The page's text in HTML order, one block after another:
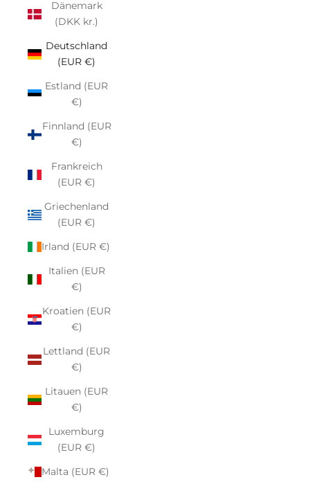
Dänemark
(DKK kr.)
Deutschland
(EUR €)
Estland (EUR
€)
Finnland (EUR
€)
Frankreich
(EUR €)
Griechenland
(EUR €)
Irland (EUR €)
Italien (EUR
€)
Kroatien (EUR
€)
Lettland (EUR
€)
Litauen (EUR
€)
Luxemburg
(EUR €)
Malta (EUR €)